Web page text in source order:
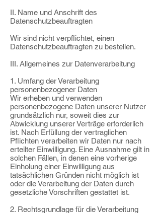
II. Name und Anschrift des
Datenschutzbeauftragten
Wir sind nicht verpflichtet, einen
Datenschutzbeauftragten zu bestellen.
III. Allgemeines zur Datenverarbeitung
1. Umfang der Verarbeitung
personenbezogener Daten
Wir erheben und verwenden
personenbezogene Daten unserer Nutzer
grundsätzlich nur, soweit dies zur
Abwicklung unserer Verträge erforderlich
ist. Nach Erfüllung der vertraglichen
Pflichten verarbeiten wir Daten nur nach
erteilter Einwilligung. Eine Ausnahme gilt in
solchen Fällen, in denen eine vorherige
Einholung einer Einwilligung aus
tatsächlichen Gründen nicht möglich ist
oder die Verarbeitung der Daten durch
gesetzliche Vorschriften gestattet ist.
2. Rechtsgrundlage für die Verarbeitung